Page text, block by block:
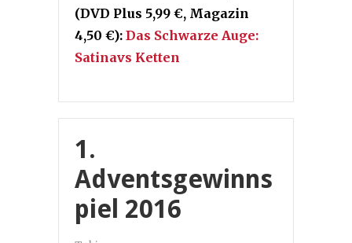
(DVD Plus 5,99 €, Magazin
4,50 €): Das Schwarze Auge:
Satinavs Ketten
1.
Adventsgewinns
piel 2016